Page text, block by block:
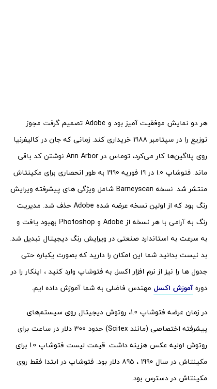
هر دو نمایش موفقیت آمیز بود و Adobe تصمیم گرفت مجوز
توزیع را در سپتامبر 1988 خریداری کند. زمانی که جان در کالیفرنیا
روی پلاگین‌ها کار می‌کرد، توماس در Ann Arbor نوشتن کد باقی
ماند. فتوشاپ 1.0 در 19 فوریه 1990 به طور انحصاری برای مکینتاش
منتشر شد. نسخه Barneyscan شامل ویژگی های پیشرفته ویرایش
رنگ بود که از اولین نسخه عرضه شده Adobe حذف شد. مدیریت
رنگ به آرامی با هر نسخه از Adobe و Photoshop بهبود یافت و
به سرعت به استاندارد صنعتی در ویرایش رنگ دیجیتال تبدیل شد.
بد نیست بدانید شما این امکان را دارید که بصورت یکباره حتی
جدول ها را نیز از نرم افزار اکسل به فتوشاپ وارد کنید ، اینکار را در
دورهآموزش اکسل مهندس فاضلی به شما آموزش داده ایم.
در زمان عرضه فتوشاپ 1.0، روتوش دیجیتال روی سیستم‌های
پیشرفته اختصاصی (مانند Scitex) حدود 300 دلار در ساعت برای
روتوش اولیه عکس هزینه داشت. قیمت لیست فتوشاپ 1.0 برای
مکینتاش در سال 1990 ، 895 دلار بود. فتوشاپ در ابتدا فقط روی
مکینتاش در دسترس بود.